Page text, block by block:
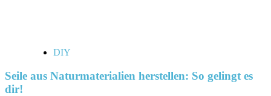
DIY
Seile aus Naturmaterialien herstellen: So gelingt es
dir!